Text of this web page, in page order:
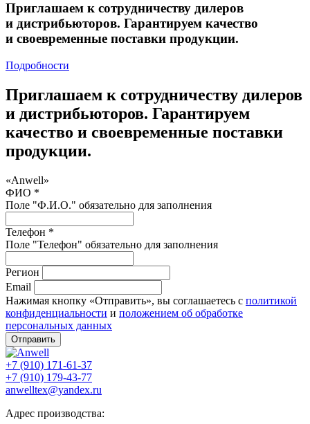
Приглашаем к сотрудничеству дилеров
и дистрибьюторов. Гарантируем качество
и своевременные поставки продукции.
Подробности
Приглашаем к сотрудничеству дилеров
и дистрибьюторов. Гарантируем
качество и своевременные поставки
продукции.
«Anwell»
ФИО *
Поле "Ф.И.О." обязательно для заполнения
Телефон *
Поле "Телефон" обязательно для заполнения
Регион
Email
Нажимая кнопку «Отправить», вы соглашаетесь с политикой
конфиденциальности и положением об обработке
персональных данных
Отправить
+7 (910) 171-61-37
+7 (910) 179-43-77
anwelltex@yandex.ru
Адрес производства: